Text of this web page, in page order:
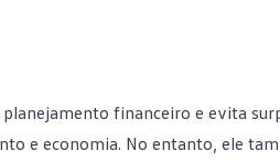
planejamento financeiro e evita
e economia. No entanto, ele